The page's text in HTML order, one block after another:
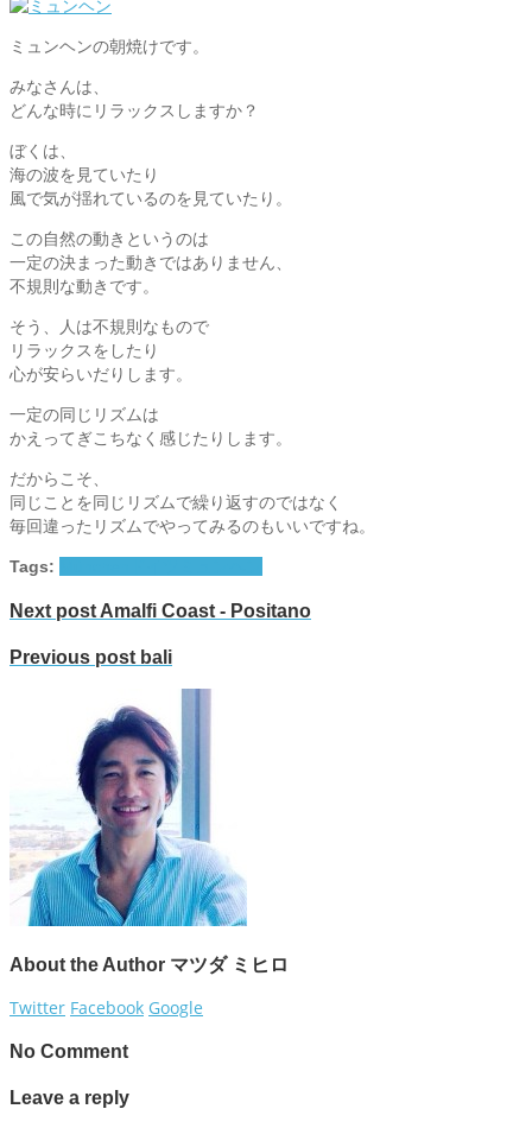
ミュンヘンの朝焼けです。
みなさんは、
どんな時にリラックスしますか？
ぼくは、
海の波を見ていたり
風で気が揺れているのを見ていたり。
この自然の動きというのは
一定の決まった動きではありません、
不規則な動きです。
そう、人は不規則なもので
リラックスをしたり
心が安らいだりします。
一定の同じリズムは
かえってぎこちなく感じたりします。
だからこそ、
同じことを同じリズムで繰り返すのではなく
毎回違ったリズムでやってみるのもいいですね。
Tags:
Next post Amalfi Coast - Positano
Previous post bali
About the Author マツダ ミヒロ
Twitter Facebook Google
No Comment
Leave a reply